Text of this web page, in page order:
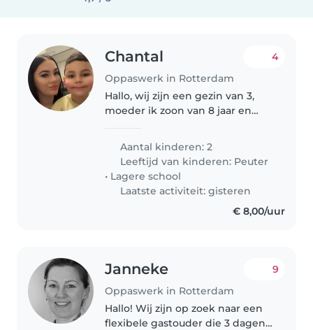
Chantal
Oppaswerk in Rotterdam
4
Hallo, wij zijn een gezin van 3,
moeder ik zoon van 8 jaar en
naar een oppas die af en toe een
middag of avond kan oppassen
Aantal kinderen: 2
Leeftijd van kinderen: Peuter
• Lagere school
Laatste activiteit: gisteren
€ 8,00/uur
Janneke
Oppaswerk in Rotterdam
9
Hallo! Wij zijn op zoek naar een
flexibele gastouder die 3 dagen